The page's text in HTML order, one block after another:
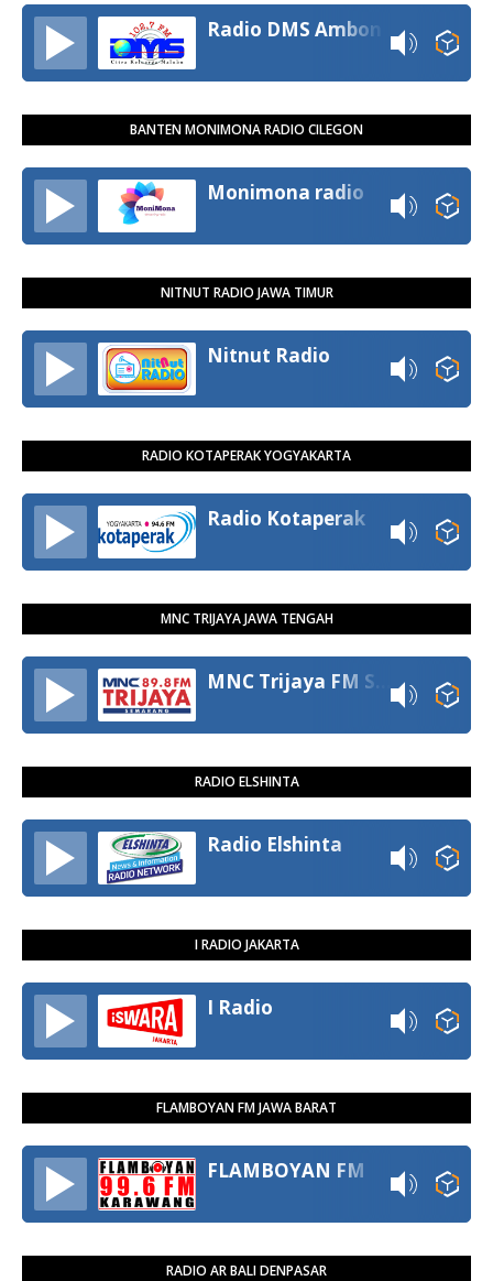
Radio DMS Ambon
BANTEN MONIMONA RADIO CILEGON
Monimona radio
NITNUT RADIO JAWA TIMUR
Nitnut Radio
RADIO KOTAPERAK YOGYAKARTA
Radio Kotaperak
MNC TRIJAYA JAWA TENGAH
RADIO ELSHINTA
Radio Elshinta
I RADIO JAKARTA
I Radio
FLAMBOYAN FM JAWA BARAT
FLAMBOYAN FM
RADIO AR BALI DENPASAR